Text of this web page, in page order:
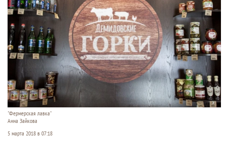
"Фермерская лавка"
Анна Зайкова
5 марта 2018 в 07:18